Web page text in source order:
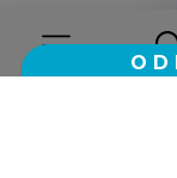
Sklep internetowy